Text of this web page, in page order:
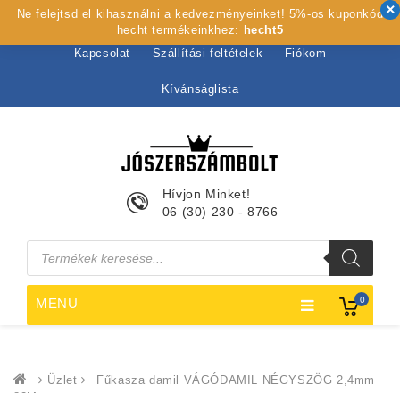
Kezdőlap Rólunk Webshop Szolgáltatások
Kapcsolat Szállítási feltételek Fiókom
Kívánságlista
0
Hívjon Minket!
06 (30) 230 - 8766
Products
search
MENU
Üzlet
Fűkasza damil VÁGÓDAMIL NÉGYSZÖG 2,4mm
Ne felejtsd el kihasználni a kedvezményeinket! 5%-os kuponkód
hecht termékeinkhez: hecht5